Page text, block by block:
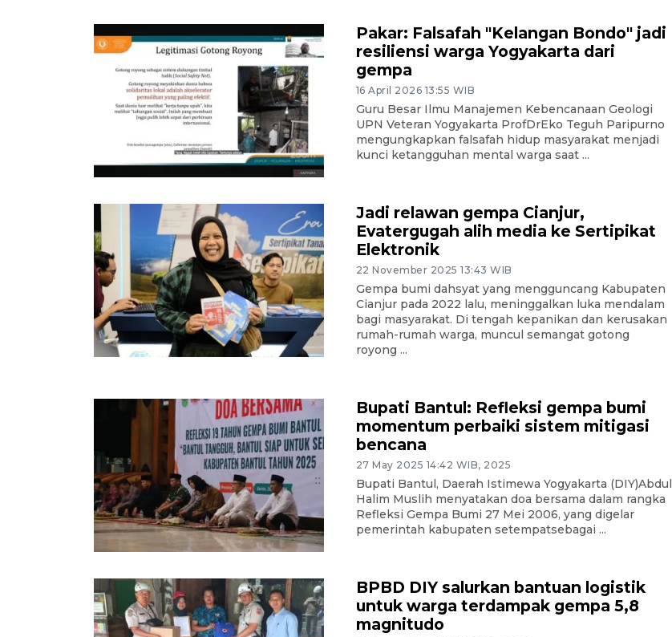
Pakar: Falsafah "Kelangan Bondo" jadi
resiliensi warga Yogyakarta dari
gempa
16 April 2026 13:55 WIB
Guru Besar Ilmu Manajemen Kebencanaan Geologi
UPN Veteran Yogyakarta ProfDrEko Teguh Paripurno
mengungkapkan falsafah hidup masyarakat menjadi
kunci ketangguhan mental warga saat ...
Jadi relawan gempa Cianjur,
Evatergugah alih media ke Sertipikat
Elektronik
22 November 2025 13:43 WIB
Gempa bumi dahsyat yang mengguncang Kabupaten
Cianjur pada 2022 lalu, meninggalkan luka mendalam
bagi masyarakat. Di tengah kepanikan dan kerusakan
rumah-rumah warga, muncul semangat gotong
royong ...
Bupati Bantul: Refleksi gempa bumi
momentum perbaiki sistem mitigasi
bencana
27 May 2025 14:42 WIB, 2025
Bupati Bantul, Daerah Istimewa Yogyakarta (DIY)Abdul
Halim Muslih menyatakan doa bersama dalam rangka
Refleksi Gempa Bumi 27 Mei 2006, yang digelar
pemerintah kabupaten setempatsebagai ...
BPBD DIY salurkan bantuan logistik
untuk warga terdampak gempa 5,8
magnitudo